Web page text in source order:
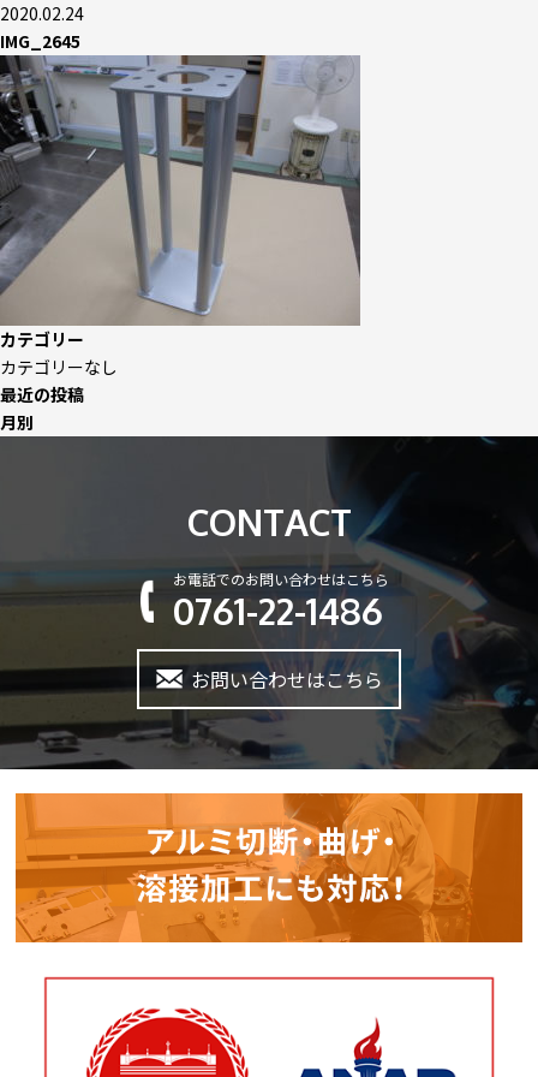
2020.02.24
IMG_2645
カテゴリー
カテゴリーなし
最近の投稿
月別
CONTACT
お電話でのお問い合わせはこちら
0761-22-1486
お問い合わせはこちら